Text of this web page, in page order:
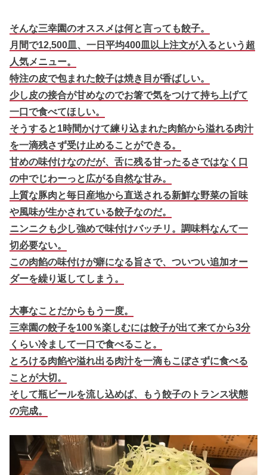
そんな三幸園のオススメは何と言っても餃子。
月間で12,500皿、一日平均400皿以上注文が入るという超
人気メニュー。
特注の皮で包まれた餃子は焼き目が香ばしい。
少し皮の接合が甘めなのでお箸で気をつけて持ち上げて
一口で食べてほしい。
そうすると1時間かけて練り込まれた肉餡から溢れる肉汁
を一滴残さず受け止めることができる。
甘めの味付けなのだが、舌に残る甘ったるさではなく口
の中でじわーっと広がる自然な甘み。
上質な豚肉と毎日産地から直送される新鮮な野菜の旨味
や風味が生かされている餃子なのだ。
ニンニクも少し強めで味付けバッチリ。調味料なんて一
切必要ない。
この肉餡の味付けが癖になる旨さで、ついつい追加オー
ダーを繰り返してしまう。
大事なことだからもう一度。
三幸園の餃子を100％楽しむには餃子が出て来てから3分
くらい冷まして一口で食べること。
とろける肉餡や溢れ出る肉汁を一滴もこぼさずに食べる
ことが大切。
そして瓶ビールを流し込めば、もう餃子のトランス状態
の完成。